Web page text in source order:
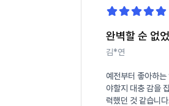
완벽할 순 없
김*연
예전부터 좋아하
야할지 대충 감을
력했던 것 같습니